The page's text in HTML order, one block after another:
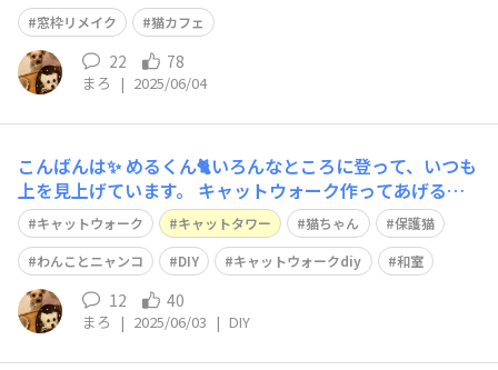
窓枠リメイク
猫カフェ
22 78
まろ | 2025/06/04
こんばんは✨ めるくん🐈いろんなところに登って、いつも
上を見上げています。 キャットウォーク作ってあげるか
らね。って約束しました✨ まだ途中だけど、一応登ってく
れたよ🐾🐈💓
キャットウォーク キャットタワー 猫ちゃん
保護猫
わんことニャンコ
DIY キャットウォークdiy 和室
12 40
まろ | 2025/06/03 | DIY